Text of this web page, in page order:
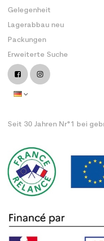
Gelegenheit
Lagerabbau neu
Packungen
Erweiterte Suche
Seit 30 Jahren Nr°1 bei